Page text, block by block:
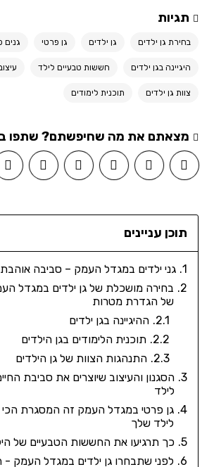
תגיות
בחירת גן ילדים גן ילדים גן פרטי גנים
היגיינה בגן ילדים חששות טבעיים לילד
צוות גן ילדים תוכנית לימודים
מצאתם את מה שחיפשתם? שתפו
תוכן עניינים
גני ילדים במגדל העמק – סביבה
בחירה מושכלת של גן ילדים במגדל
של הגדרת מטרות
ההיגיינה בגן ילדים
תוכנית הלימודים בגן הילדים
התנהגות הצוות של גן הילדים
הסגנון והעיצוב שיוצרים את סביבת
לילד
גן פרטי במגדל העמק זה המסגרת
לילד שלך
כך תרגיעו את החששות הטבעיים של
לפני שתבחרו גן ילדים במגדל העמק -